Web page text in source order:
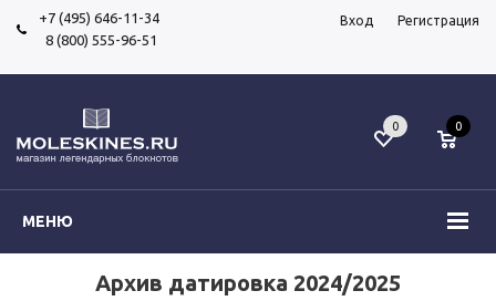
+7 (495) 646-11-34
8 (800) 555-96-51
Вход Регистрация
МЕНЮ
0 0
Архив датировка 2024/2025